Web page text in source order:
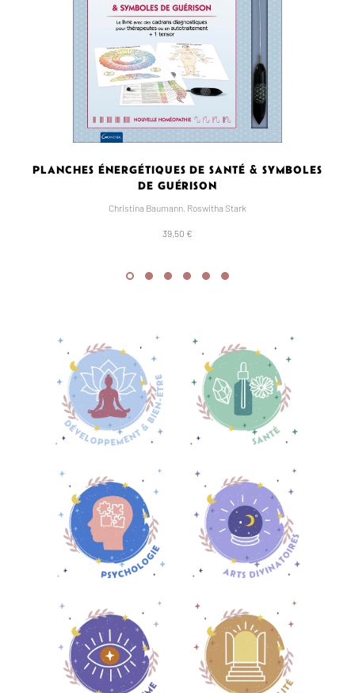
PLANCHES ÉNERGÉTIQUES DE SANTÉ & SYMBOLES
DE GUÉRISON
Christina Baumann, Roswitha Stark
39,50 €